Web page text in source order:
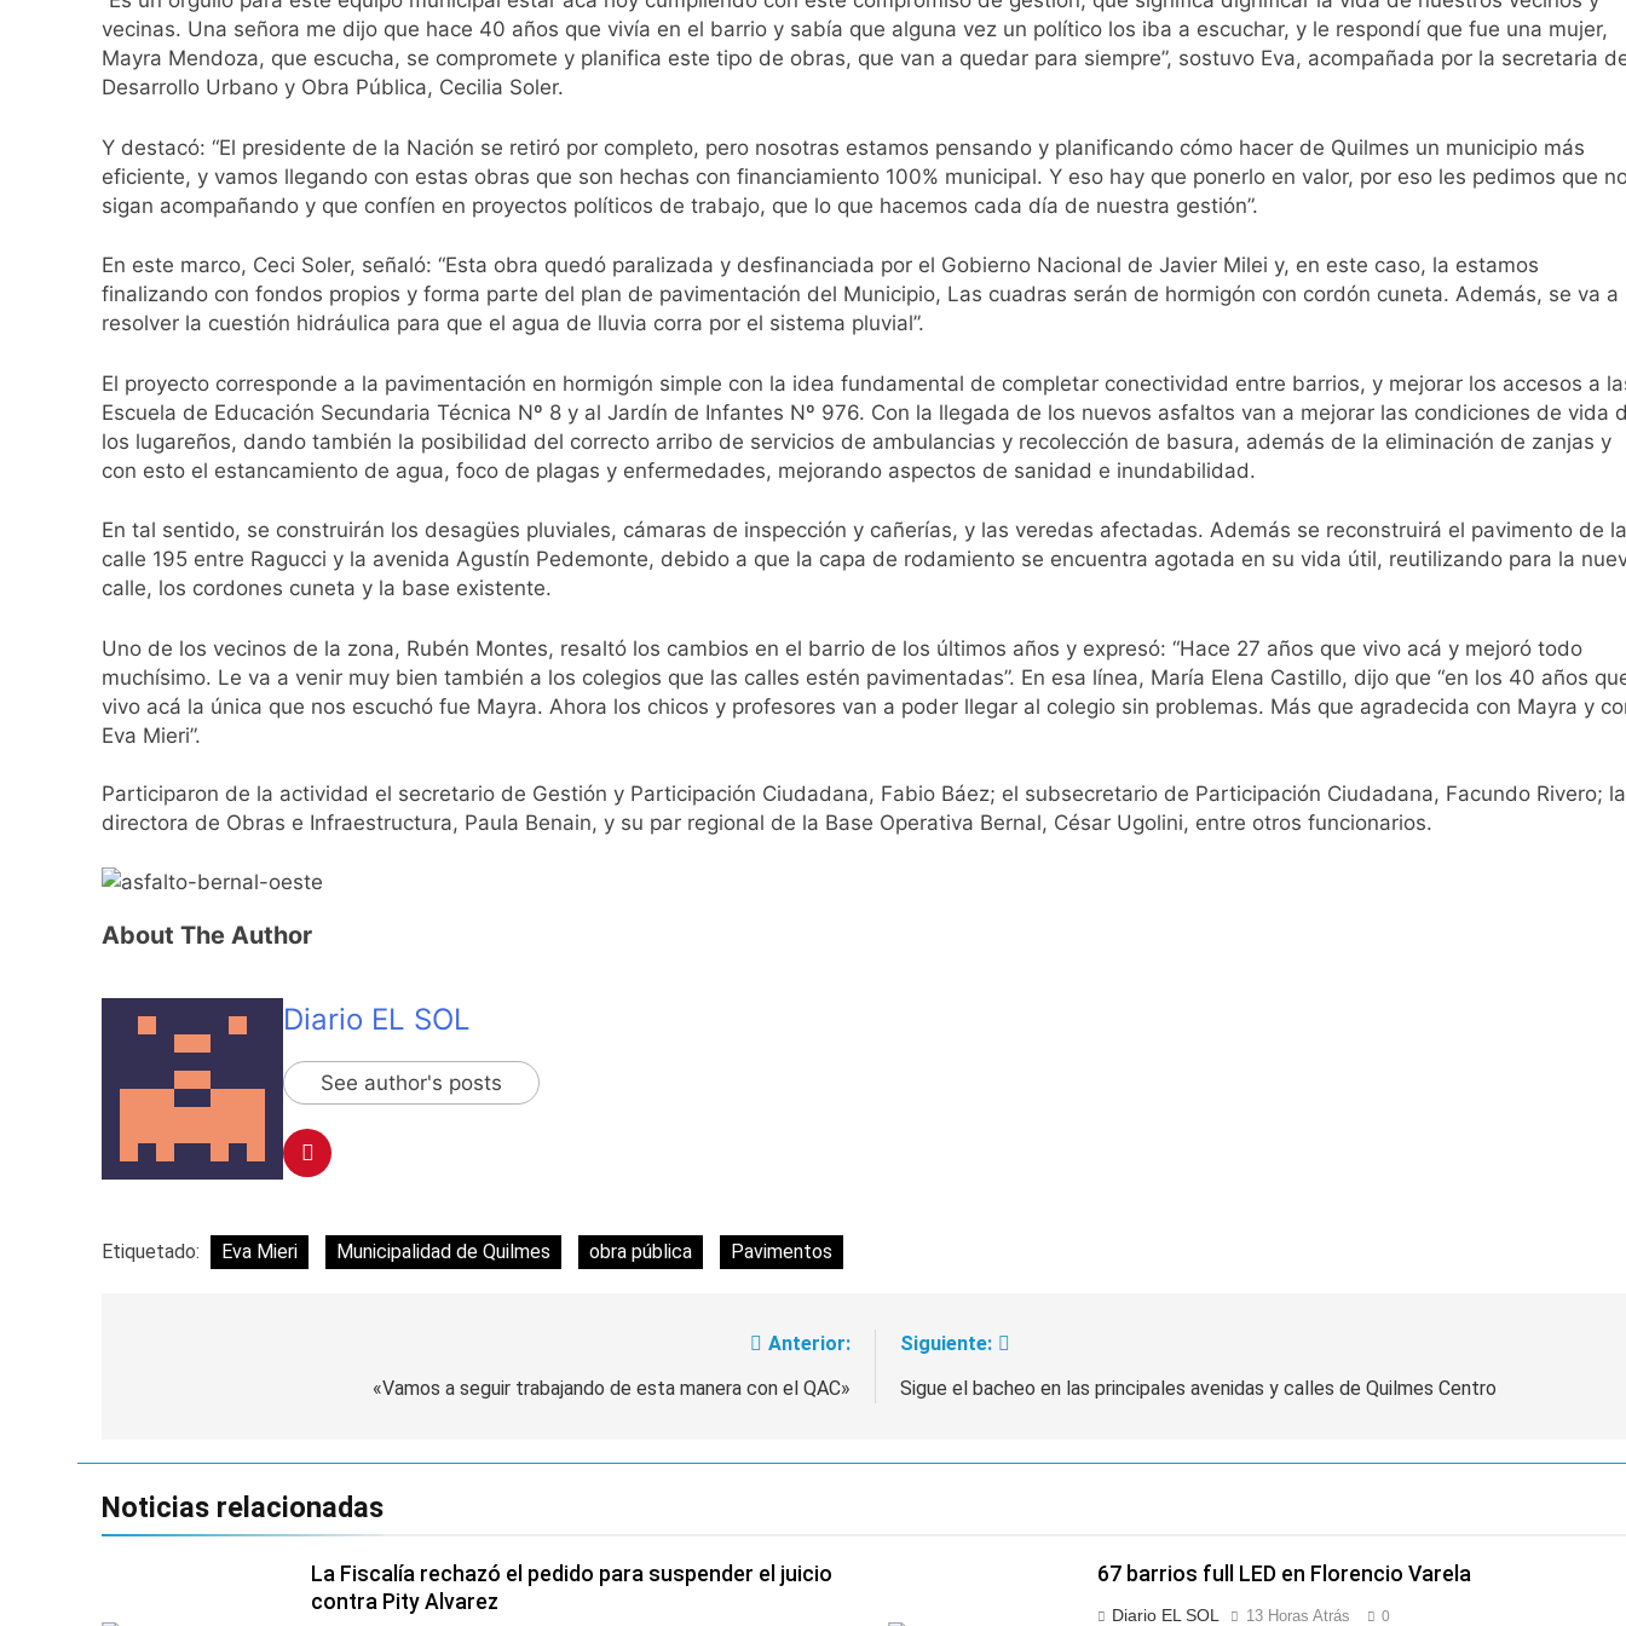
La Municipalidad de Quilmes limpió sumideros y desagües en medio de las lluvias
16 Horas Atrás
Transporte: un asistente virtual para consultar infracciones en segundos
Una gran convocatoria en la obra teatral «Los Abuelos No Mienten»
18 Horas Atrás
Marcha al Congreso: cortes, desvíos y operativo de seguridad por la protesta contra la reforma de la Ley de Tierras
Tormentas severas y fuertes ráfagas de viento: más de 10 provincias bajo alerta meteorológica
23 Horas Atrás
Senado debate el proyecto sobre propiedad privada con foco en los desalojos
Día del Cirujano Torácico: una especialidad clave para el cuidado de la salud respiratoria en el Sanatorio Urquiza
1 Día Atrás
Alerta naranja en Quilmes por tormentas severas y fuertes ráfagas de viento
1 Día Atrás
vecinas. Una señora me dijo que hace 40 años que vivía en el barrio y sabía que alguna vez un político los iba a escuchar, y le respondí que fue una mujer,
Mayra Mendoza, que escucha, se compromete y planifica este tipo de obras, que van a quedar para siempre”, sostuvo Eva, acompañada por la secretaria
Desarrollo Urbano y Obra Pública, Cecilia Soler.
Y destacó: “El presidente de la Nación se retiró por completo, pero nosotras estamos pensando y planificando cómo hacer de Quilmes un municipio más
eficiente, y vamos llegando con estas obras que son hechas con financiamiento 100% municipal. Y eso hay que ponerlo en valor, por eso les pedimos que
sigan acompañando y que confíen en proyectos políticos de trabajo, que lo que hacemos cada día de nuestra gestión”.
En este marco, Ceci Soler, señaló: “Esta obra quedó paralizada y desfinanciada por el Gobierno Nacional de Javier Milei y, en este caso, la estamos
finalizando con fondos propios y forma parte del plan de pavimentación del Municipio, Las cuadras serán de hormigón con cordón cuneta. Además, se va a
resolver la cuestión hidráulica para que el agua de lluvia corra por el sistema pluvial”.
El proyecto corresponde a la pavimentación en hormigón simple con la idea fundamental de completar conectividad entre barrios, y mejorar los accesos a
Escuela de Educación Secundaria Técnica Nº 8 y al Jardín de Infantes Nº 976. Con la llegada de los nuevos asfaltos van a mejorar las condiciones de vida
los lugareños, dando también la posibilidad del correcto arribo de servicios de ambulancias y recolección de basura, además de la eliminación de zanjas y
con esto el estancamiento de agua, foco de plagas y enfermedades, mejorando aspectos de sanidad e inundabilidad.
En tal sentido, se construirán los desagües pluviales, cámaras de inspección y cañerías, y las veredas afectadas. Además se reconstruirá el pavimento de la
calle 195 entre Ragucci y la avenida Agustín Pedemonte, debido a que la capa de rodamiento se encuentra agotada en su vida útil, reutilizando para la
calle, los cordones cuneta y la base existente.
Uno de los vecinos de la zona, Rubén Montes, resaltó los cambios en el barrio de los últimos años y expresó: “Hace 27 años que vivo acá y mejoró todo
muchísimo. Le va a venir muy bien también a los colegios que las calles estén pavimentadas”. En esa línea, María Elena Castillo, dijo que “en los 40 años
vivo acá la única que nos escuchó fue Mayra. Ahora los chicos y profesores van a poder llegar al colegio sin problemas. Más que agradecida con Mayra y
Eva Mieri”.
Participaron de la actividad el secretario de Gestión y Participación Ciudadana, Fabio Báez; el subsecretario de Participación Ciudadana, Facundo Rivero; la
directora de Obras e Infraestructura, Paula Benain, y su par regional de la Base Operativa Bernal, César Ugolini, entre otros funcionarios.
About The Author
Diario EL SOL
See author's posts
Etiquetado: Eva Mieri Municipalidad de Quilmes obra pública Pavimentos
Anterior:
«Vamos a seguir trabajando de esta manera con el QAC»
Siguiente:
Sigue el bacheo en las principales avenidas y calles de Quilmes Centro
Noticias relacionadas
La Fiscalía rechazó el pedido para suspender el juicio
contra Pity Alvarez
67 barrios full LED en Florencio Varela
Diario EL SOL 13 Horas Atrás 0